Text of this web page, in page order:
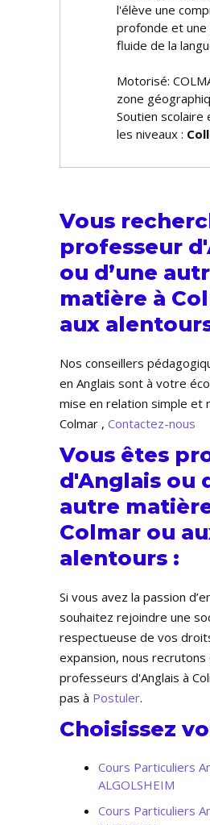
l'élève une
profonde et une
fluide de la
Motorisé:
zone
Soutien scolaire
les niveaux :
Vous
professeur
ou d’une
matière à
aux
Nos conseillers
en Anglais sont à votre
mise en relation simple et
Colmar , Contactez-nous
Vous êtes
d'Anglais ou
autre
Colmar ou
alentours :
Si vous avez la passion
souhaitez rejoindre une
respectueuse de vos
expansion, nous recrutons
professeurs d'Anglais à
pas à Postuler.
Choisissez
Cours Particuliers
ALGOLSHEIM
Cours Particuliers